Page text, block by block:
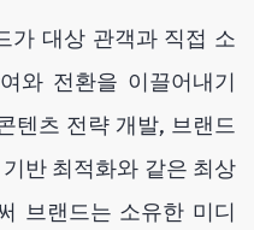
가 대상 관객과 직접 소
와 전환을 이끌어내기
텐츠 전략 개발, 브랜드
반 최적화와 같은 최상
브랜드는 소유한 미디